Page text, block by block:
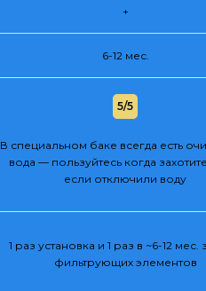
+
6-12 мес.
5/5
В специальном баке всегда есть
вода — пользуйтесь когда
если отключили воду
1 раз установка и 1 раз в ~6-12 мес.
фильтрующих элементов